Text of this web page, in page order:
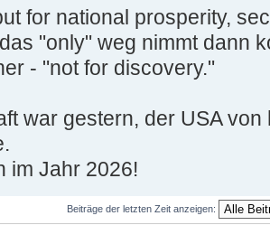
for national prosperity,
"only" weg nimmt dann
- "not for discovery."
war gestern, der USA
im Jahr 2026!
Beiträge der letzten Zeit anzeigen: